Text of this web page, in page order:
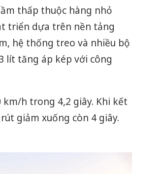
thấp thuộc hàng nhỏ
triển dựa trên nền tảng
hệ thống treo và nhiều bộ
lít tăng áp kép với công
km/h trong 4,2 giây. Khi kết
giảm xuống còn 4 giây.